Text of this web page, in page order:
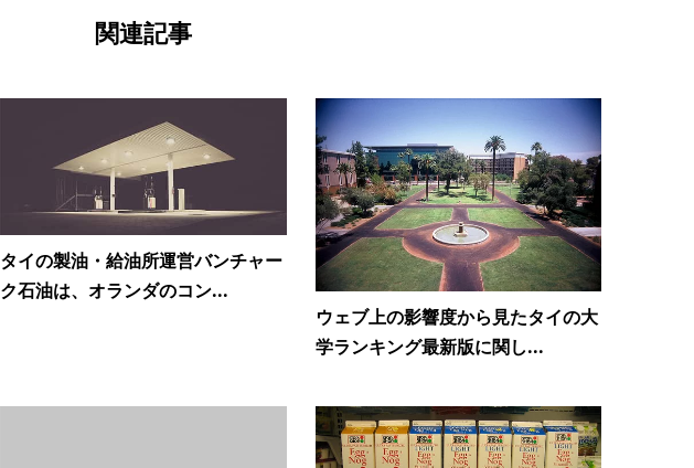
関連記事
タイの製油・給油所運営バンチャー
ク石油は、オランダのコン...
ウェブ上の影響度から見たタイの大
学ランキング最新版に関し...